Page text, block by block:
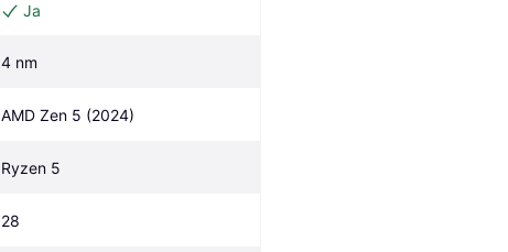
Ja
4 nm
AMD Zen 5 (2024)
Ryzen 5
28